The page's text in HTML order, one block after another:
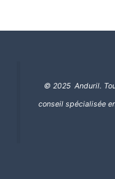
© 2025 Anduril.
conseil spécialisée